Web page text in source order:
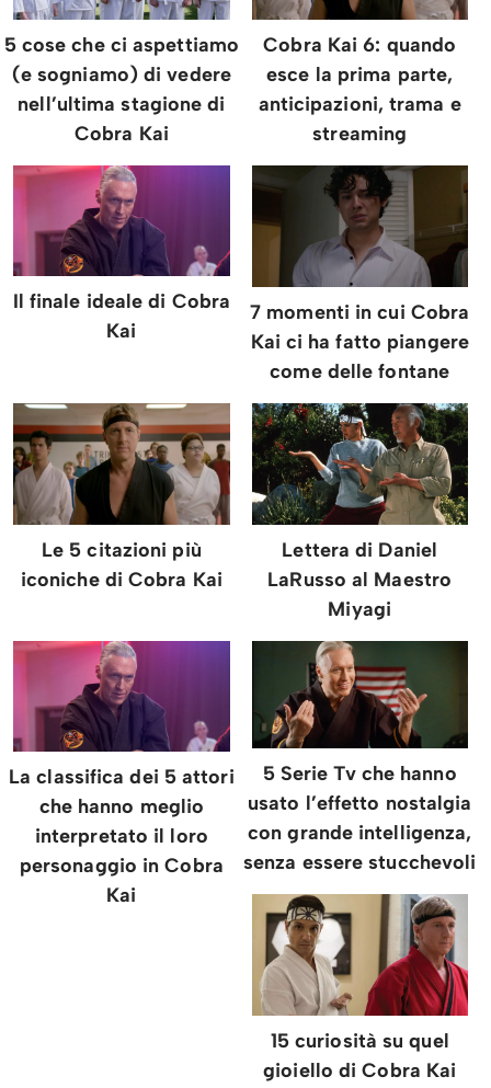
5 cose che ci aspettiamo
(e sogniamo) di vedere
nell’ultima stagione di
Cobra Kai
Cobra Kai 6: quando
esce la prima parte,
anticipazioni, trama e
streaming
Il finale ideale di Cobra
Kai
7 momenti in cui Cobra
Kai ci ha fatto piangere
come delle fontane
Le 5 citazioni più
iconiche di Cobra Kai
Lettera di Daniel
LaRusso al Maestro
Miyagi
La classifica dei 5 attori
che hanno meglio
interpretato il loro
personaggio in Cobra
Kai
5 Serie Tv che hanno
usato l’effetto nostalgia
con grande intelligenza,
senza essere stucchevoli
15 curiosità su quel
gioiello di Cobra Kai